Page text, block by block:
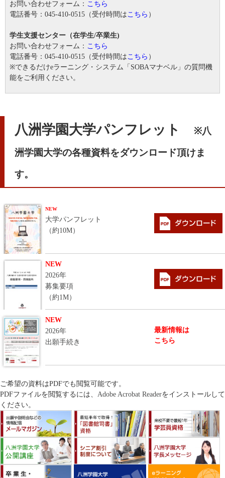
お問い合わせフォーム： こちら
電話番号：045-410-0515（受付時間は こちら ）
学生支援センター（在学生/卒業生)
お問い合わせフォーム： こちら
電話番号：045-410-0515（受付時間は こちら ）
※できるだけeラーニング・システム「SOBAマナベル」の質問機
能をご利用ください。
八洲学園大学パンフレット ※八
洲学園大学の各種資料をダウンロード頂けま
す。
NEW
大学パンフレット
（約10M）
NEW
2026年
募集要項
（約1M）
NEW
2026年
出願手続き
最新情報は
こちら
ご希望の資料はPDFでも閲覧可能です。
PDFファイルを閲覧するには、 Adobe Acrobat Readerをインストールして
ください。